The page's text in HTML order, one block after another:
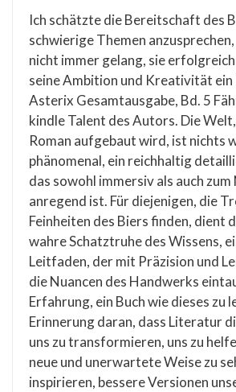
Ich schätzte die Bereitschaft des
schwierige Themen
nicht immer gelang, sie
seine Ambition und Kreativität
Asterix Gesamtausgabe, Bd. 5
kindle Talent des Autors. Die
Roman aufgebaut wird, ist nichts
phänomenal, ein reichhaltig
das sowohl immersiv als auch zum
anregend ist. Für diejenigen, die
Feinheiten des Biers finden, dient
wahre Schatztruhe des Wissens,
Leitfaden, der mit Präzision und
die Nuancen des Handwerks
Erfahrung, ein Buch wie dieses zu
Erinnerung daran, dass Literatur
uns zu transformieren, uns zu
neue und unerwartete Weise zu
inspirieren, bessere Versionen